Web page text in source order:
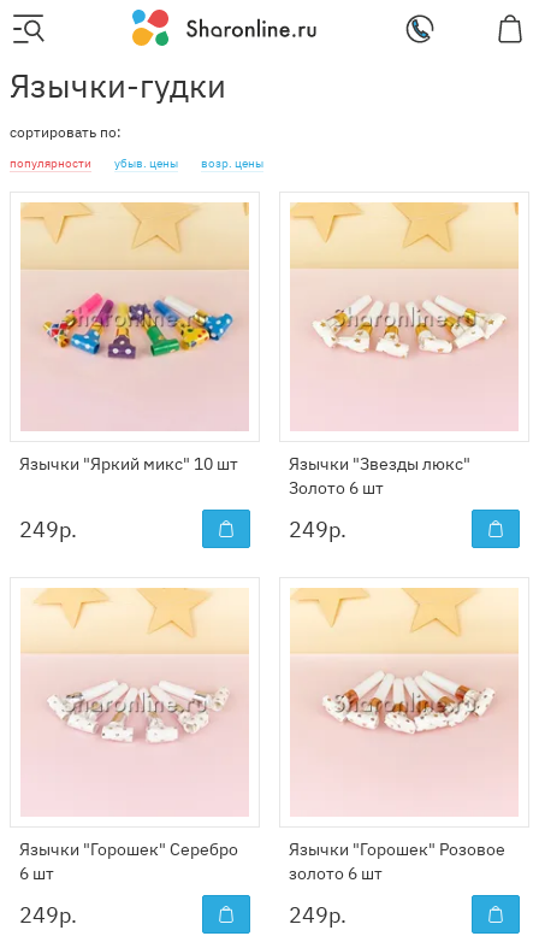
Язычки-гудки
сортировать по:
популярности убыв. цены возр. цены
Язычки "Яркий микс" 10 шт
249р.
Язычки "Звезды люкс"
Золото 6 шт
249р.
Язычки "Горошек" Серебро
6 шт
249р.
Язычки "Горошек" Розовое
золото 6 шт
249р.